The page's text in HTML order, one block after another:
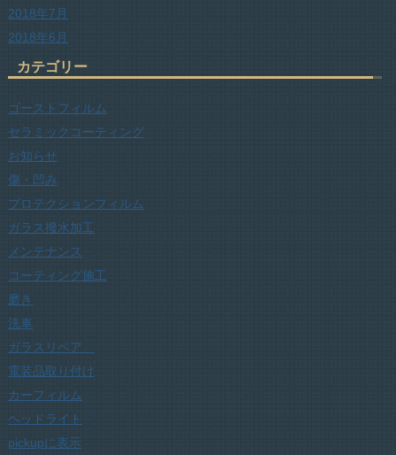
2018年7月
2018年6月
カテゴリー
ゴーストフィルム
セラミックコーティング
お知らせ
傷・凹み
プロテクションフィルム
ガラス撥水加工
メンテナンス
コーティング施工
磨き
洗車
ガラスリペア
電装品取り付け
カーフィルム
ヘッドライト
pickupに表示